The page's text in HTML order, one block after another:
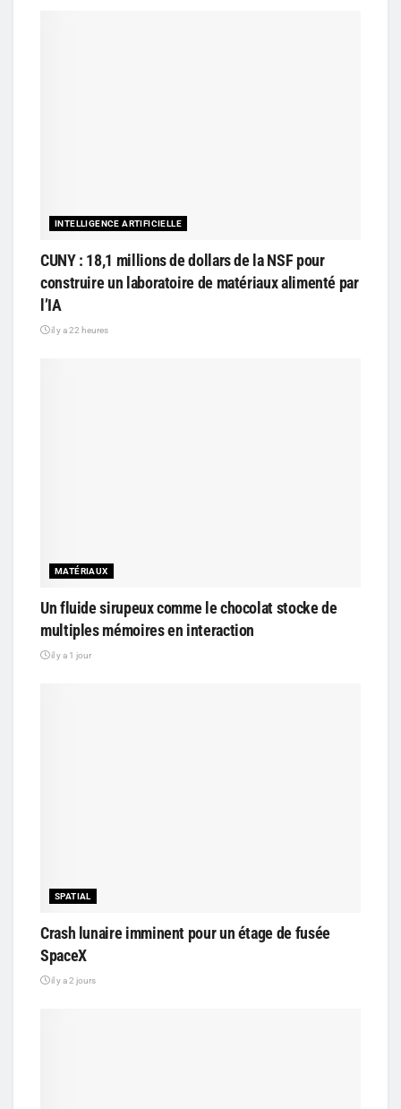
INTELLIGENCE ARTIFICIELLE
CUNY : 18,1 millions de dollars de la NSF pour
construire un laboratoire de matériaux alimenté par
l’IA
il y a 22 heures
MATÉRIAUX
Un fluide sirupeux comme le chocolat stocke de
multiples mémoires en interaction
il y a 1 jour
SPATIAL
Crash lunaire imminent pour un étage de fusée
SpaceX
il y a 2 jours